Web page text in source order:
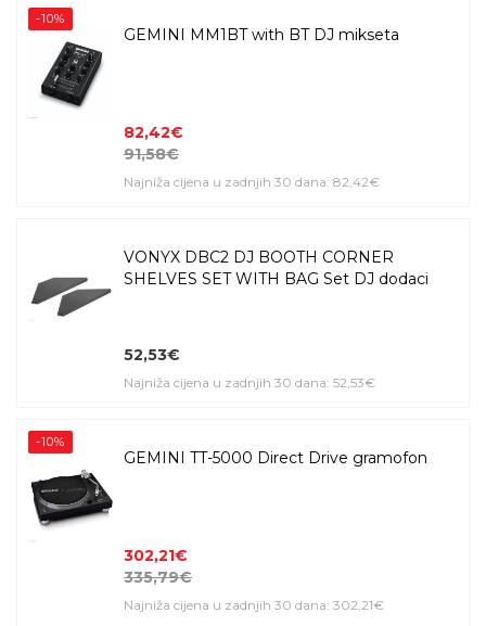
-10%
GEMINI MM1BT with BT DJ mikseta
82,42€
91,58€
Najniža cijena u zadnjih 30 dana: 82,42€
VONYX DBC2 DJ BOOTH CORNER
SHELVES SET WITH BAG Set DJ dodaci
52,53€
Najniža cijena u zadnjih 30 dana: 52,53€
-10%
GEMINI TT-5000 Direct Drive gramofon
302,21€
335,79€
Najniža cijena u zadnjih 30 dana: 302,21€